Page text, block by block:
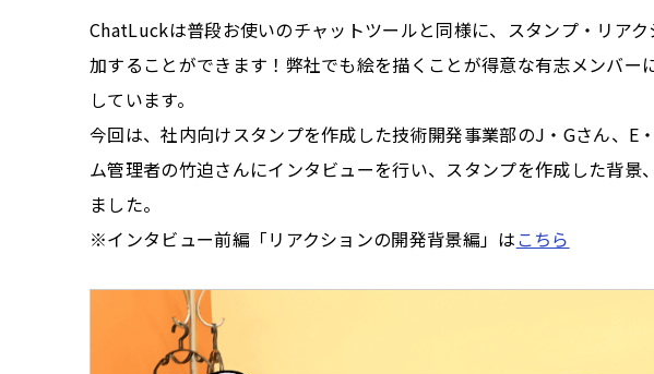
ChatLuckは普段お使いのチャットツールと同様に、スタンプ・リア
加することができます！弊社でも絵を描くことが得意な有志メンバー
しています。
今回は、社内向けスタンプを作成した技術開発事業部のJ・Gさん、E
ム管理者の竹迫さんにインタビューを行い、スタンプを作成した背景
ました。
※インタビュー前編「リアクションの開発背景編」は こちら